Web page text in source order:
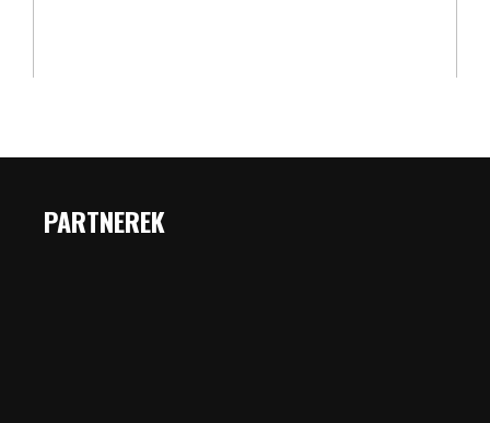
PARTNEREK